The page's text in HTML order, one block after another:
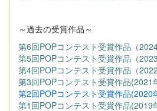
～過去の受賞作品～
第6回POPコンテスト受賞作品（
第5回POPコンテスト受賞作品（
第4回POPコンテスト受賞作品（
第3回POPコンテスト受賞作品(2021
第2回POPコンテスト受賞作品(2020
第1回POPコンテスト受賞作品(2019